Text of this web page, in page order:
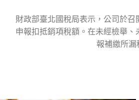
30
8 月
財政部臺北國稅局表示，公司於
申報扣抵銷項稅額。在未經檢舉
報補繳所漏